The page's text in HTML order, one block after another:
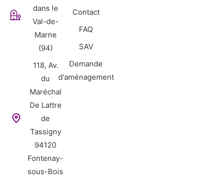
dans le
Val-de-
Marne
(94)
118, Av.
du
Maréchal
De Lattre
de
Tassigny
94120
Fontenay-
sous-Bois
Contact
FAQ
SAV
Demande
d'aménagement